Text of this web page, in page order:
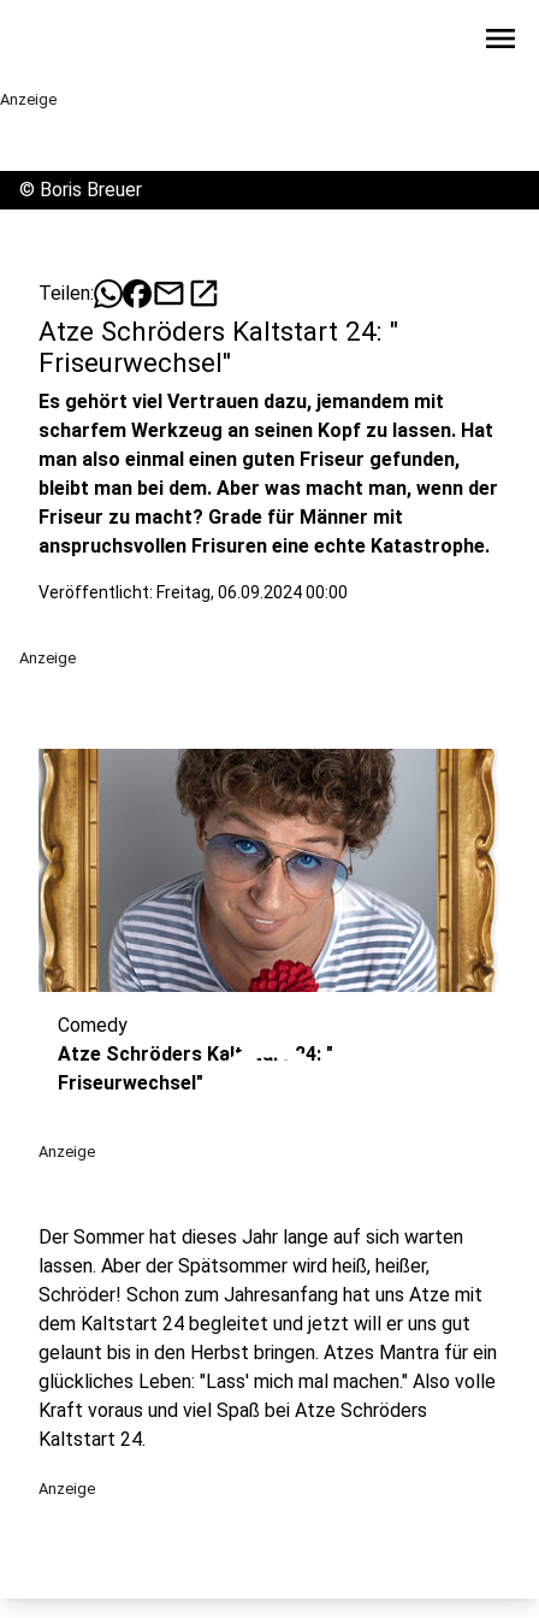
menu
Anzeige
© Boris Breuer
Teilen: mailopen_in_new
Atze Schröders Kaltstart 24: "
Friseurwechsel"
Es gehört viel Vertrauen dazu, jemandem mit
scharfem Werkzeug an seinen Kopf zu lassen. Hat
man also einmal einen guten Friseur gefunden,
bleibt man bei dem. Aber was macht man, wenn der
Friseur zu macht? Grade für Männer mit
anspruchsvollen Frisuren eine echte Katastrophe.
Veröffentlicht: Freitag, 06.09.2024 00:00
Anzeige
play_circle
Comedy
Atze Schröders Kaltstart 24: "
Friseurwechsel"
Anzeige
Der Sommer hat dieses Jahr lange auf sich warten
lassen. Aber der Spätsommer wird heiß, heißer,
Schröder! Schon zum Jahresanfang hat uns Atze mit
dem Kaltstart 24 begleitet und jetzt will er uns gut
gelaunt bis in den Herbst bringen. Atzes Mantra für ein
glückliches Leben: "Lass' mich mal machen." Also volle
Kraft voraus und viel Spaß bei Atze Schröders
Kaltstart 24.
Anzeige